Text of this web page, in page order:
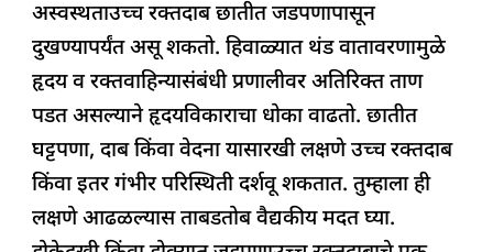
अस्वस्थताउच्च रक्तदाब छातीत जडपणापासून
दुखण्यापर्यंत असू शकतो. हिवाळ्यात थंड वातावरणामुळे
हृदय व रक्तवाहिन्यासंबंधी प्रणालीवर अतिरिक्त ताण
पडत असल्याने हृदयविकाराचा धोका वाढतो. छातीत
घट्टपणा, दाब किंवा वेदना यासारखी लक्षणे उच्च रक्तदाब
किंवा इतर गंभीर परिस्थिती दर्शवू शकतात. तुम्हाला ही
लक्षणे आढळल्यास ताबडतोब वैद्यकीय मदत घ्या.